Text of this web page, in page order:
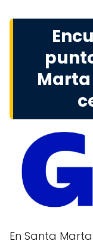
Marta
En Santa